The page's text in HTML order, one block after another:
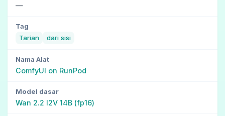
—
Tag
Tarian
dari sisi
Nama Alat
ComfyUI on RunPod
Model dasar
Wan 2.2 I2V 14B (fp16)